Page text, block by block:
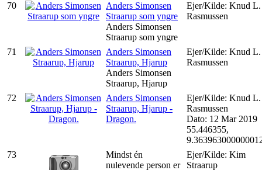
70
Anders Simonsen
Straarup som yngre
Anders Simonsen
Straarup som yngre
Ejer/Kilde: Knud L.
Rasmussen
71
Anders Simonsen
Straarup, Hjarup
Anders Simonsen
Straarup, Hjarup
Ejer/Kilde: Knud L.
Rasmussen
72
Anders Simonsen
Straarup, Hjarup -
Dragon.
Ejer/Kilde: Knud L.
Rasmussen
Dato: 12 Mar 2019
55.446355,
73
Mindst én
nulevende person er
Ejer/Kilde: Kim
Straarup